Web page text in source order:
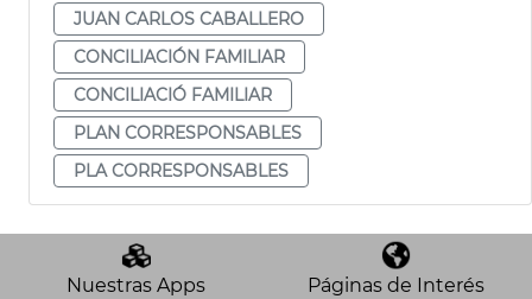
JUAN CARLOS CABALLERO
CONCILIACIÓN FAMILIAR
CONCILIACIÓ FAMILIAR
PLAN CORRESPONSABLES
PLA CORRESPONSABLES
Nuestras Apps Páginas de Interés